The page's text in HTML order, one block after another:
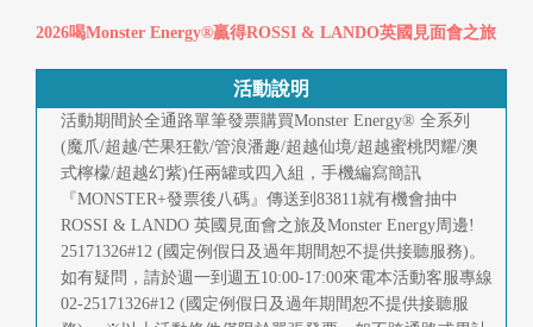
2026喝Monster Energy®贏得ROSSI & LANDO英國見面會之旅
活動說明
活動期間於全通路單筆發票購買Monster Energy® 全系列
(魔爪/超越/芒果狂歡/管浪潘趣/超越仙境/超越蜜桃閃耀/澳
式檸檬/超越幻紫)任兩罐或四入組，手機編寫簡訊
『MONSTER+發票後八碼』傳送到83811就有機會抽中
ROSSI & LANDO 英國見面會之旅及Monster Energy周邊!
25171326#12 (國定例假日及過年期間恕不提供接聽服務)。
如有疑問，請於週一到週五10:00-17:00來電本活動客服專線
02-25171326#12 (國定例假日及過年期間恕不提供接聽服